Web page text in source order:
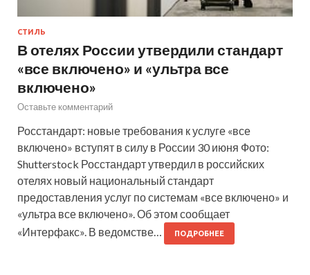
СТИЛЬ
В отелях России утвердили стандарт
«все включено» и «ультра все
включено»
Оставьте комментарий
Росстандарт: новые требования к услуге «все
включено» вступят в силу в России 30 июня Фото:
Shutterstock Росстандарт утвердил в российских
отелях новый национальный стандарт
предоставления услуг по системам «все включено» и
«ультра все включено». Об этом сообщает
«Интерфакс». В ведомстве…
ПОДРОБНЕЕ